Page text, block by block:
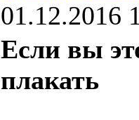
01.12.2016
Если вы
плакать